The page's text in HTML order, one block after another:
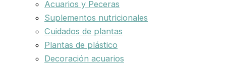
Acuarios y Peceras
Suplementos nutricionales
Cuidados de plantas
Plantas de plástico
Decoración acuarios